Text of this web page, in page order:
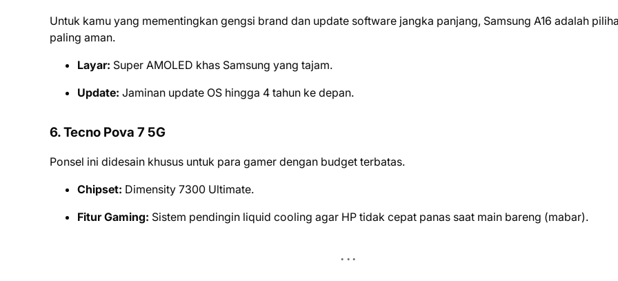
Untuk kamu yang mementingkan gengsi brand dan update software jangka panjang, Samsung A16 adalah
paling aman.
Layar: Super AMOLED khas Samsung yang tajam.
Update: Jaminan update OS hingga 4 tahun ke depan.
6. Tecno Pova 7 5G
Ponsel ini didesain khusus untuk para gamer dengan budget terbatas.
Chipset: Dimensity 7300 Ultimate.
Fitur Gaming: Sistem pendingin liquid cooling agar HP tidak cepat panas saat main bareng (mabar).